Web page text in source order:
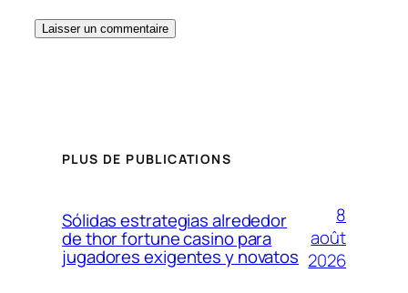
PLUS DE PUBLICATIONS
Sólidas estrategias alrededor
de thor fortune casino para
jugadores exigentes y novatos
8
août
2026